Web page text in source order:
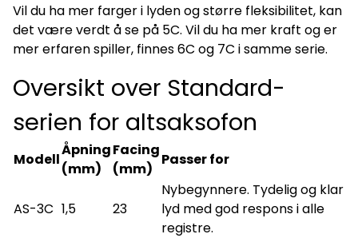
Vil du ha mer farger i lyden og større fleksibilitet, kan
det være verdt å se på 5C. Vil du ha mer kraft og er
mer erfaren spiller, finnes 6C og 7C i samme serie.
Oversikt over Standard-
serien for altsaksofon
Modell
Åpning
(mm)
Facing
(mm)
Passer for
AS-3C 1,5 23
Nybegynnere. Tydelig og klar
lyd med god respons i alle
registre.